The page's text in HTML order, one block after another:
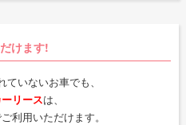
けます!
いないお車でも、
リースは、
利用いただけます。